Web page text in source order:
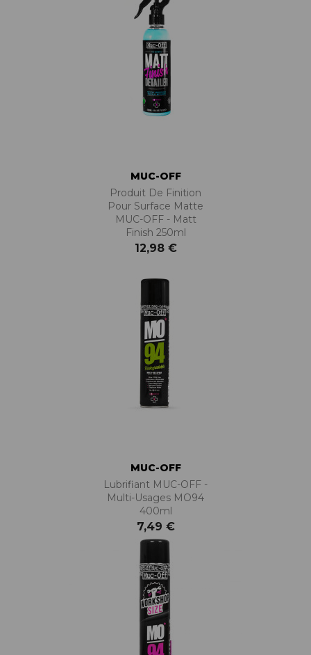
MUC-OFF
Produit De Finition
Pour Surface Matte
MUC-OFF - Matt
Finish 250ml
12,98 €
MUC-OFF
Lubrifiant MUC-OFF -
Multi-Usages MO94
400ml
7,49 €